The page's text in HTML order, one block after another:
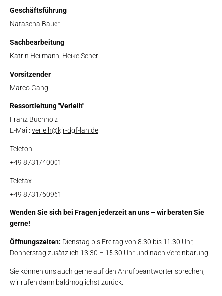
Geschäftsführung
Natascha Bauer
Sachbearbeitung
Katrin Heilmann, Heike Scherl
Vorsitzender
Marco Gangl
Ressortleitung "Verleih"
Franz Buchholz
E-Mail: verleih@kjr-dgf-lan.de
Telefon
+49 8731/40001
Telefax
+49 8731/60961
Wenden Sie sich bei Fragen jederzeit an uns – wir beraten Sie
gerne!
Öffnungszeiten: Dienstag bis Freitag von 8.30 bis 11.30 Uhr,
Donnerstag zusätzlich 13.30 – 15.30 Uhr und nach Vereinbarung!
Sie können uns auch gerne auf den Anrufbeantworter sprechen,
wir rufen dann baldmöglichst zurück.